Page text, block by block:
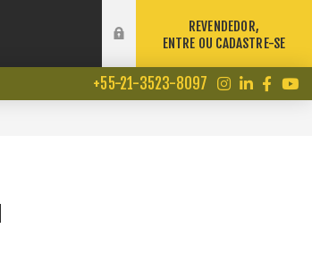
REVENDEDOR,
ENTRE OU CADASTRE-SE
+55-21-3523-8097